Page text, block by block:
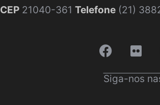
CEP21040-361 Telefone(21)
Siga-nos